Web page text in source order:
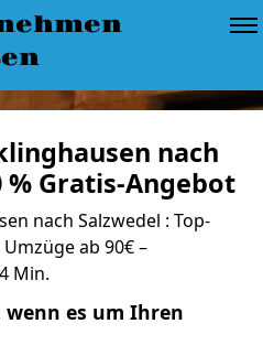
nach
% Gratis-Angebot
nach Salzwedel : Top-
ab 90€ –
Min.
es um Ihren